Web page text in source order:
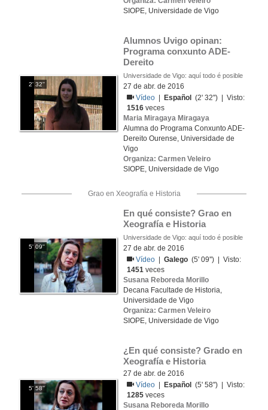
SIOPE, Universidade de Vigo
2' 32''
Alumnos Uvigo opinan:
Programa conxunto ADE-
Dereito
Universidade de Vigo: aquí todo é posible
27 de abr. de 2016
Vídeo
Español
(2' 32'') | Visto:
1516 veces
Maria Miragaya Miragaya
Alumna do Programa Conxunto ADE-
Dereito Ourense, Universidade de
Vigo
Organiza: Carmen Veleiro
SIOPE, Universidade de Vigo
Grao en Xeografía e Historia
5' 09''
En qué consiste? Grao en
Xeografía e Historia
Universidade de Vigo: aquí todo é posible
27 de abr. de 2016
Vídeo
|Galego (5' 09'') | Visto:
1451 veces
Susana Reboreda Morillo
Decana Facultade de Historia,
Universidade de Vigo
Organiza: Carmen Veleiro
SIOPE, Universidade de Vigo
5' 58''
¿En qué consiste? Grado en
Xeografía e Historia
27 de abr. de 2016
Vídeo
Español
(5' 58'') | Visto:
1285 veces
Susana Reboreda Morillo